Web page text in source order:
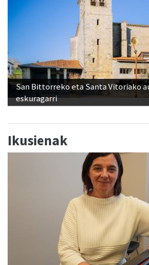
San Bittorreko eta Santa Vitoriako
eskuragarri
Ikusienak